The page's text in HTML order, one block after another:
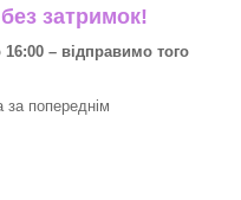
затримок!
– відправимо того
за попереднім